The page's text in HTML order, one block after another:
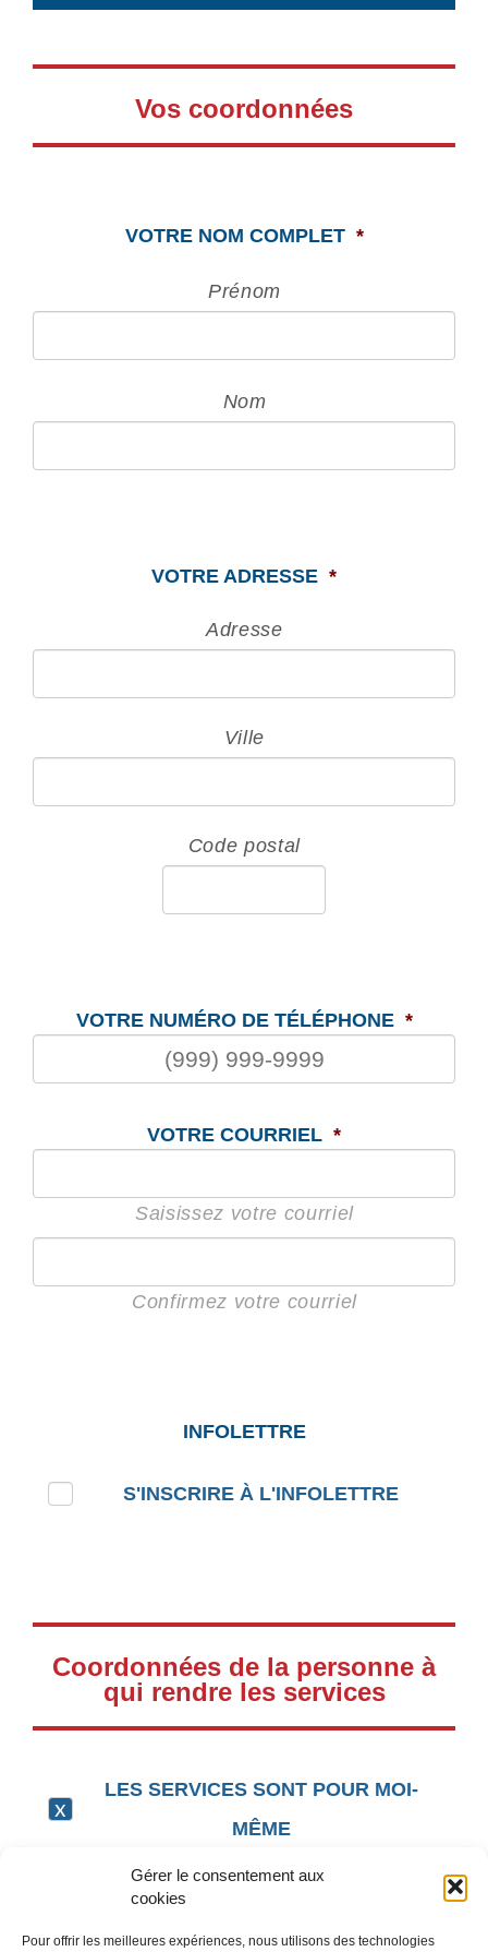
Gérer le consentement aux
cookies
Pour offrir les meilleures expériences, nous utilisons des technologies
Vos coordonnées
VOTRE NOM COMPLET *
Prénom
Nom
VOTRE ADRESSE *
Adresse
Ville
Code postal
VOTRE NUMÉRO DE TÉLÉPHONE *
VOTRE COURRIEL *
Saisissez votre courriel
Confirmez votre courriel
INFOLETTRE
S'INSCRIRE À L'INFOLETTRE
Coordonnées de la personne à
qui rendre les services
LES SERVICES SONT POUR MOI-
MÊME